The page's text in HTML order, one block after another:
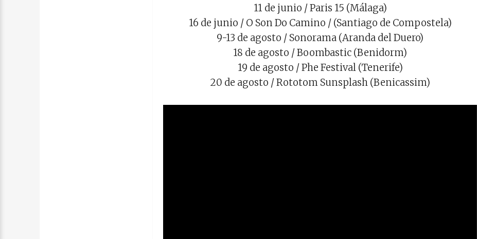
11 de junio / Paris 15 (Málaga)
16 de junio / O Son Do Camino / (Santiago de Compostela)
9-13 de agosto / Sonorama (Aranda del Duero)
18 de agosto / Boombastic (Benidorm)
19 de agosto / Phe Festival (Tenerife)
20 de agosto / Rototom Sunsplash (Benicassim)